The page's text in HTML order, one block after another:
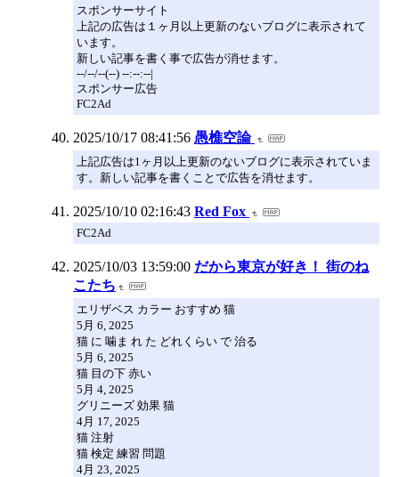
スポンサーサイト
上記の広告は１ヶ月以上更新のないブログに表示されて
います。
新しい記事を書く事で広告が消せます。
--/--/--(--) --:--:--|
スポンサー広告
FC2Ad
2025/10/17 08:41:56 愚樵空論
上記広告は1ヶ月以上更新のないブログに表示されていま
す。新しい記事を書くことで広告を消せます。
2025/10/10 02:16:43 Red Fox
FC2Ad
2025/10/03 13:59:00 だから東京が好き！ 街のね
こたち
エリザベス カラー おすすめ 猫
5月 6, 2025
猫 に 噛ま れ た どれくらい で 治る
5月 6, 2025
猫 目の下 赤い
5月 4, 2025
グリニーズ 効果 猫
4月 17, 2025
猫 注射
猫 検定 練習 問題
4月 23, 2025